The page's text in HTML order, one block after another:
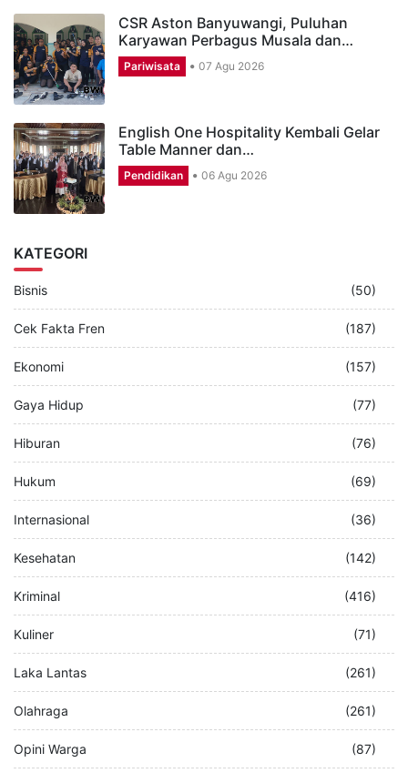
CSR Aston Banyuwangi, Puluhan
Karyawan Perbagus Musala dan…
Pariwisata 07 Agu 2026
English One Hospitality Kembali Gelar
Table Manner dan…
Pendidikan 06 Agu 2026
KATEGORI
Bisnis (50)
Cek Fakta Fren (187)
Ekonomi (157)
Gaya Hidup (77)
Hiburan (76)
Hukum (69)
Internasional (36)
Kesehatan (142)
Kriminal (416)
Kuliner (71)
Laka Lantas (261)
Olahraga (261)
Opini Warga (87)